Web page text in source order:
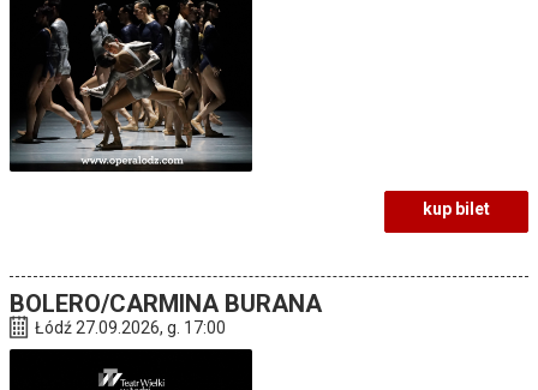
kup bilet
BOLERO/CARMINA BURANA
Łódź 27.09.2026, g. 17:00